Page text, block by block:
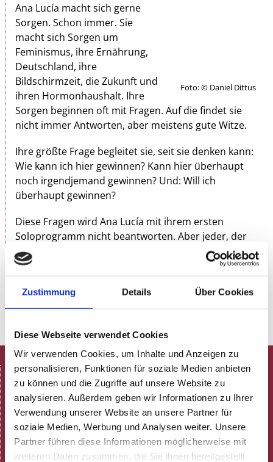
Zustimmung Details Über Cookies
Diese Webseite verwendet Cookies
Wir verwenden Cookies, um Inhalte und Anzeigen zu
personalisieren, Funktionen für soziale Medien anbieten
zu können und die Zugriffe auf unsere Website zu
analysieren. Außerdem geben wir Informationen zu Ihrer
Verwendung unserer Website an unsere Partner für
soziale Medien, Werbung und Analysen weiter. Unsere
Partner führen diese Informationen möglicherweise mit
weiteren Daten zusammen, die Sie ihnen bereitgestellt
Foto: © Daniel Dittus
Ana Lucía macht sich gerne
Sorgen. Schon immer. Sie
macht sich Sorgen um
Feminismus, ihre Ernährung,
Deutschland, ihre
Bildschirmzeit, die Zukunft und
ihren Hormonhaushalt. Ihre
Sorgen beginnen oft mit Fragen. Auf die findet sie
nicht immer Antworten, aber meistens gute Witze.
Ihre größte Frage begleitet sie, seit sie denken kann:
Wie kann ich hier gewinnen? Kann hier überhaupt
noch irgendjemand gewinnen? Und: Will ich
überhaupt gewinnen?
Diese Fragen wird Ana Lucía mit ihrem ersten
Soloprogramm nicht beantworten. Aber jeder, der
dieselben Sorgen und Fragen hat, wird lachen. Und
wer lacht, hat eigentlich auch schon gewonnen.
www.oschatz-management.de/analucia
HOME
Spielplan
Aktuelle Termine
Programmheft (pdf)
Neulich in der Rosenau!
ARCHIV